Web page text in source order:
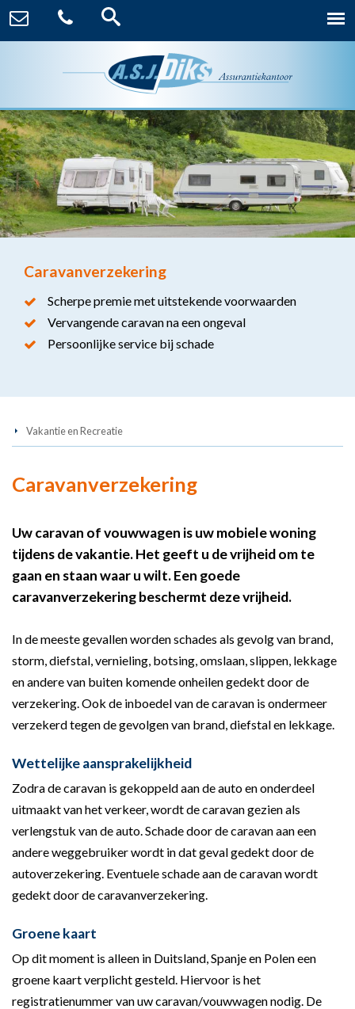
Caravanverzekering
Scherpe premie met uitstekende voorwaarden
Vervangende caravan na een ongeval
Persoonlijke service bij schade
Vakantie en Recreatie
Caravanverzekering
Uw caravan of vouwwagen is uw mobiele woning
tijdens de vakantie. Het geeft u de vrijheid om te
gaan en staan waar u wilt. Een goede
caravanverzekering beschermt deze vrijheid.
In de meeste gevallen worden schades als gevolg van brand,
storm, diefstal, vernieling, botsing, omslaan, slippen, lekkage
en andere van buiten komende onheilen gedekt door de
verzekering. Ook de inboedel van de caravan is ondermeer
verzekerd tegen de gevolgen van brand, diefstal en lekkage.
Wettelijke aansprakelijkheid
Zodra de caravan is gekoppeld aan de auto en onderdeel
uitmaakt van het verkeer, wordt de caravan gezien als
verlengstuk van de auto. Schade door de caravan aan een
andere weggebruiker wordt in dat geval gedekt door de
autoverzekering. Eventuele schade aan de caravan wordt
gedekt door de caravanverzekering.
Groene kaart
Op dit moment is alleen in Duitsland, Spanje en Polen een
groene kaart verplicht gesteld. Hiervoor is het
registratienummer van uw caravan/vouwwagen nodig. De